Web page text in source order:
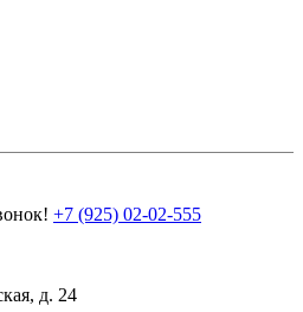
+7 (925) 02-02-555
д. 24